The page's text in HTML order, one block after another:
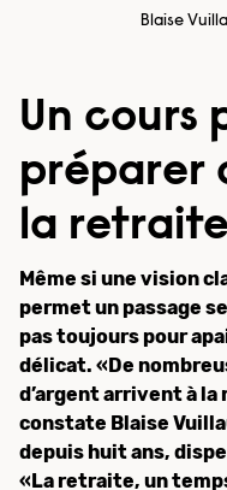
Blaise
Un cours
préparer
la
Même si une vision
permet un passage
pas toujours pour
délicat. «De
d’argent arrivent à
constate Blaise
depuis huit ans,
«La retraite, un